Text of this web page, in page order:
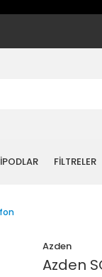
FİLTRELER
Azden
Azden